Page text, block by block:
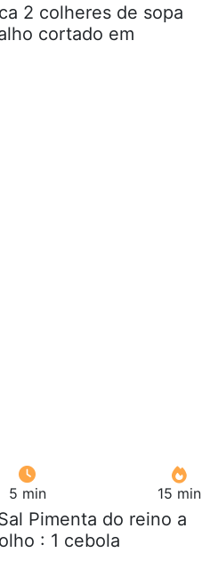
2 colheres de sopa
cortado em
5 min 15 min
Pimenta do reino a
: 1 cebola